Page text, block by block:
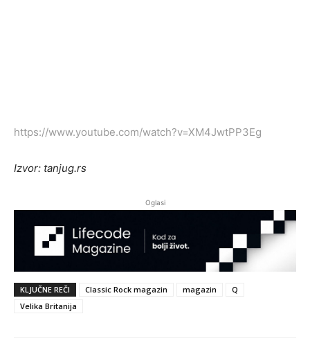
https://www.youtube.com/watch?v=XM4JwtPP3Eg
Izvor: tanjug.rs
Oglasi
KLJUČNE REČI Classic Rock magazin magazin
Q
Velika Britanija